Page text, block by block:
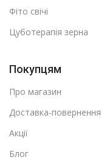
Фіто свічі
Цуботерапія зерна
Покупцям
Про магазин
Доставка-повернення
Акції
Блог